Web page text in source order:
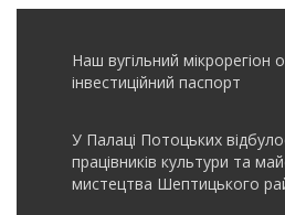
Наш вугільний мікрорегіон
інвеcтиційний паспорт
У Палаці Потоцьких
працівників культури та
мистецтва Шептицького